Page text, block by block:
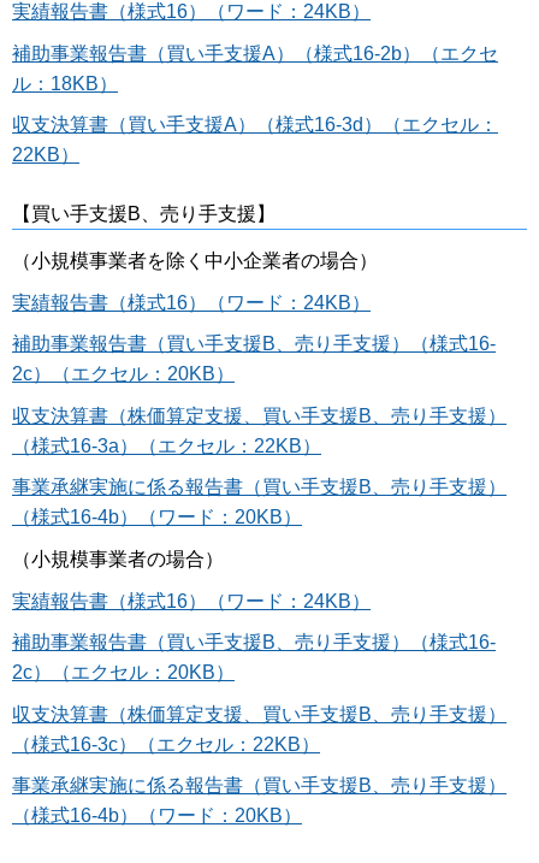
実績報告書（様式16）（ワード：24KB）
補助事業報告書（買い手支援A）（様式16-2b）（エクセ
ル：18KB）
収支決算書（買い手支援A）（様式16-3d）（エクセル：
22KB）
【買い手支援B、売り手支援】
（小規模事業者を除く中小企業者の場合）
実績報告書（様式16）（ワード：24KB）
補助事業報告書（買い手支援B、売り手支援）（様式16-
2c）（エクセル：20KB）
収支決算書（株価算定支援、買い手支援B、売り手支援）
（様式16-3a）（エクセル：22KB）
事業承継実施に係る報告書（買い手支援B、売り手支援）
（様式16-4b）（ワード：20KB）
（小規模事業者の場合）
実績報告書（様式16）（ワード：24KB）
補助事業報告書（買い手支援B、売り手支援）（様式16-
2c）（エクセル：20KB）
収支決算書（株価算定支援、買い手支援B、売り手支援）
（様式16-3c）（エクセル：22KB）
事業承継実施に係る報告書（買い手支援B、売り手支援）
（様式16-4b）（ワード：20KB）